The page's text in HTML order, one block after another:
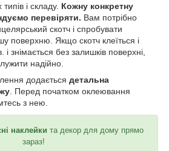
і складу. Кожну конкретну
перевіряти. Вам потрібно
скотч і спробувати
поверхню. Якщо скотч клеїться і
знімається без залишків поверхні,
надійно.
додається детальна
. Перед початком оклеювання
з нею.
наклейки та декор для дому прямо
зараз!